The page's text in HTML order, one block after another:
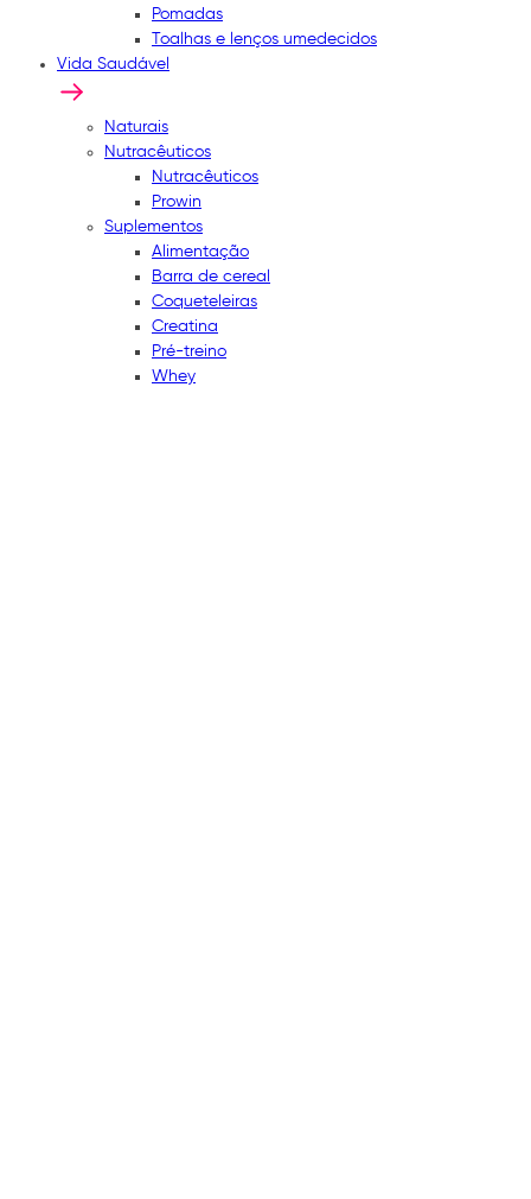
Pomadas
Toalhas e lenços umedecidos
Vida Saudável
Naturais
Nutracêuticos
Nutracêuticos
Prowin
Suplementos
Alimentação
Barra de cereal
Coqueteleiras
Creatina
Pré-treino
Whey